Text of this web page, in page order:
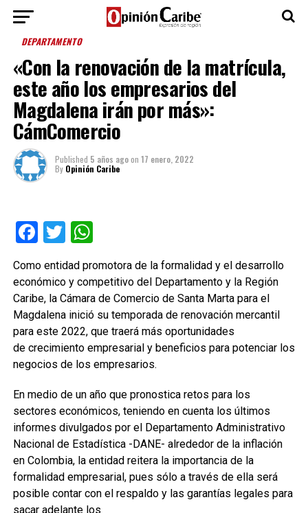
DEPARTAMENTO
«Con la renovación de la matrícula,
este año los empresarios del
Magdalena irán por más»:
CámComercio
Published 5 años agoon 17 enero, 2022
By Opinión Caribe
Facebook
TwitterWhatsApp
Como entidad promotora de la formalidad y el desarrollo
económico y competitivo del Departamento y la Región
Caribe, la Cámara de Comercio de Santa Marta para el
Magdalena inició su temporada de renovación mercantil
para este 2022, que traerá más oportunidades
de crecimiento empresarial y beneficios para potenciar los
negocios de los empresarios.
En medio de un año que pronostica retos para los
sectores económicos, teniendo en cuenta los últimos
informes divulgados por el Departamento Administrativo
Nacional de Estadística -DANE- alrededor de la inflación
en Colombia, la entidad reitera la importancia de la
formalidad empresarial, pues sólo a través de ella será
posible contar con el respaldo y las garantías legales para
sacar adelante los